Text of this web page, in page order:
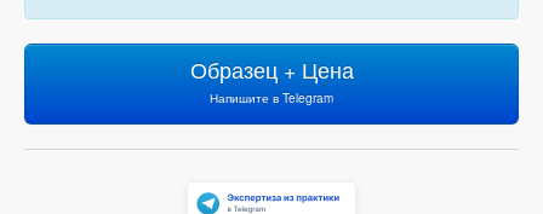
Образец + Цена
Напишите в Telegram